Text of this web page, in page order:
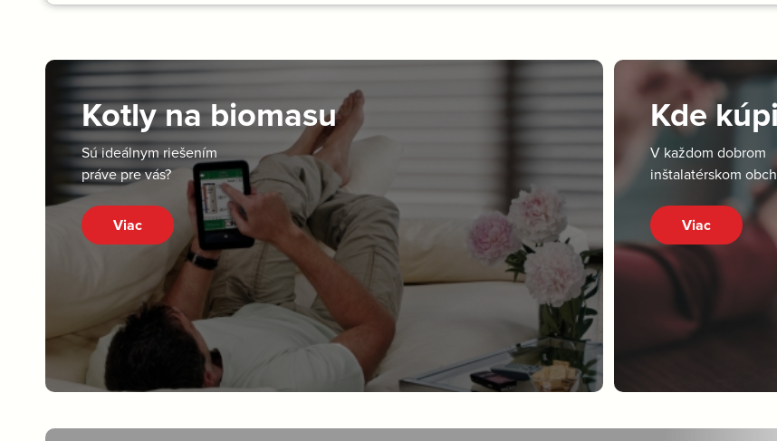
Kotly na biomasu
Sú ideálnym riešením
práve pre vás?
Viac
Kde
V každom dobrom
inštalatérskom
Viac